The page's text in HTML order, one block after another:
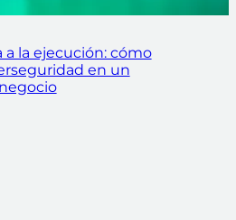
a la ejecución: cómo
en un